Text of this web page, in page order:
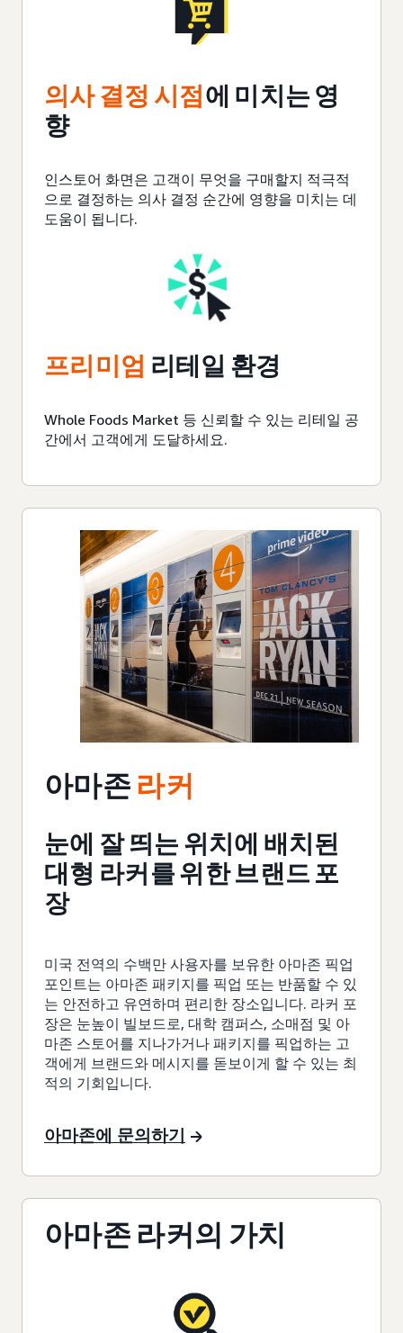
의사 결정 시점에 미치는 영
향
인스토어 화면은 고객이 무엇을 구매할지 적극적
으로 결정하는 의사 결정 순간에 영향을 미치는 데
도움이 됩니다.
프리미엄 리테일 환경
Whole Foods Market 등 신뢰할 수 있는 리테일 공
간에서 고객에게 도달하세요.
아마존 라커
눈에 잘 띄는 위치에 배치된
대형 라커를 위한 브랜드 포
장
미국 전역의 수백만 사용자를 보유한 아마존 픽업
포인트는 아마존 패키지를 픽업 또는 반품할 수 있
는 안전하고 유연하며 편리한 장소입니다. 라커 포
장은 눈높이 빌보드로, 대학 캠퍼스, 소매점 및 아
마존 스토어를 지나가거나 패키지를 픽업하는 고
객에게 브랜드와 메시지를 돋보이게 할 수 있는 최
적의 기회입니다.
아마존에 문의하기
아마존 라커의 가치